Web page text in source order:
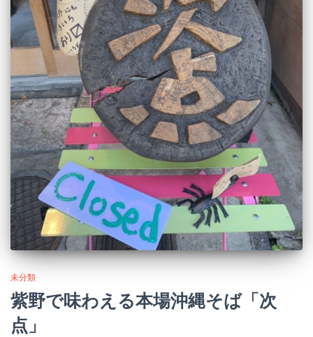
未分類
紫野で味わえる本場沖縄そば「次
点」